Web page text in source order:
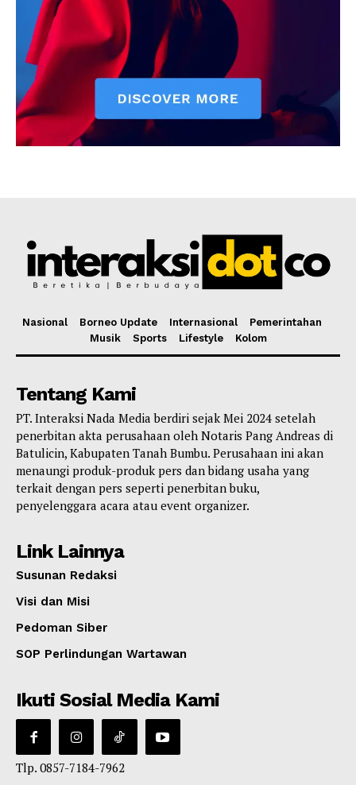
Nasional Borneo Update Internasional
Pemerintahan
Musik
Sports Lifestyle Kolom
Tentang Kami
PT. Interaksi Nada Media berdiri sejak Mei 2024 setelah
penerbitan akta perusahaan oleh Notaris Pang Andreas di
Batulicin, Kabupaten Tanah Bumbu. Perusahaan ini akan
menaungi produk-produk pers dan bidang usaha yang
terkait dengan pers seperti penerbitan buku,
penyelenggara acara atau event organizer.
Link Lainnya
Susunan Redaksi
Visi dan Misi
Pedoman Siber
SOP Perlindungan Wartawan
Ikuti Sosial Media Kami
Tlp. 0857-7184-7962